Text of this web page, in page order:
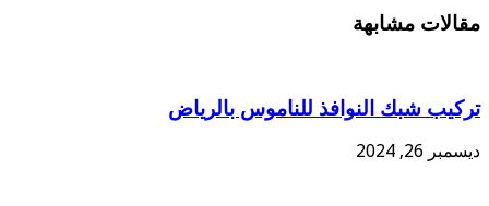
مقالات مشابهة
تركيب شبك النوافذ للناموس بالرياض
ديسمبر 26, 2024